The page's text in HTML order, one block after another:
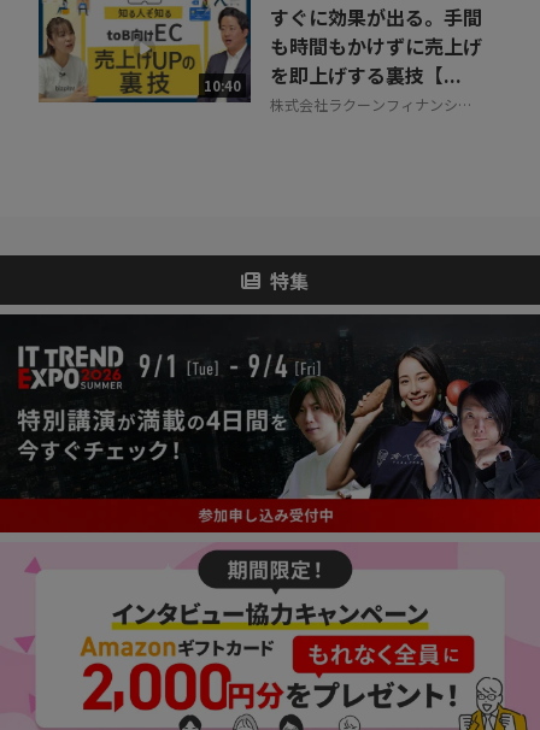
10:40
すぐに効果が出る。手間
も時間もかけずに売上げ
を即上げする裏技【...
株式会社ラクーンフィナンシャ
特集